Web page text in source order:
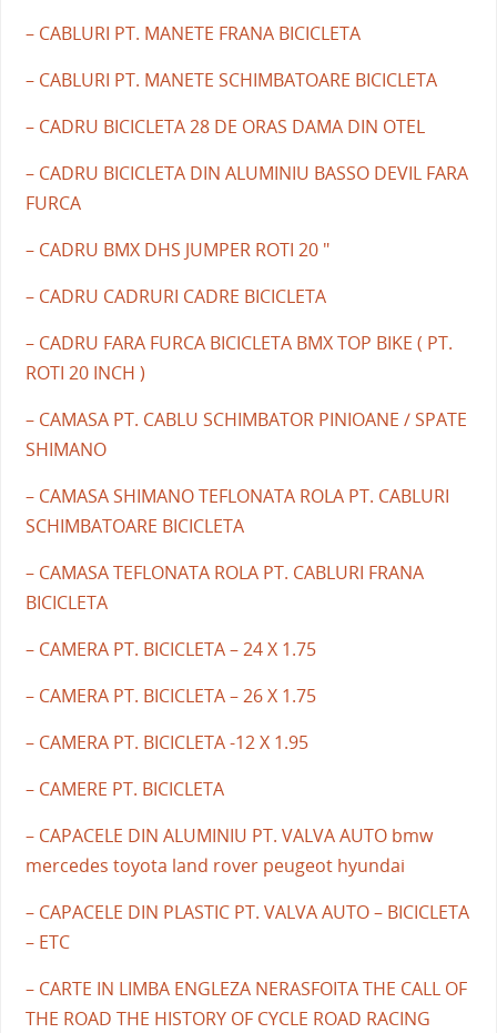
– CABLURI PT. MANETE FRANA BICICLETA
– CABLURI PT. MANETE SCHIMBATOARE BICICLETA
– CADRU BICICLETA 28 DE ORAS DAMA DIN OTEL
– CADRU BICICLETA DIN ALUMINIU BASSO DEVIL FARA
FURCA
– CADRU BMX DHS JUMPER ROTI 20 "
– CADRU CADRURI CADRE BICICLETA
– CADRU FARA FURCA BICICLETA BMX TOP BIKE ( PT.
ROTI 20 INCH )
– CAMASA PT. CABLU SCHIMBATOR PINIOANE / SPATE
SHIMANO
– CAMASA SHIMANO TEFLONATA ROLA PT. CABLURI
SCHIMBATOARE BICICLETA
– CAMASA TEFLONATA ROLA PT. CABLURI FRANA
BICICLETA
– CAMERA PT. BICICLETA – 24 X 1.75
– CAMERA PT. BICICLETA – 26 X 1.75
– CAMERA PT. BICICLETA -12 X 1.95
– CAMERE PT. BICICLETA
– CAPACELE DIN ALUMINIU PT. VALVA AUTO bmw
mercedes toyota land rover peugeot hyundai
– CAPACELE DIN PLASTIC PT. VALVA AUTO – BICICLETA
– ETC
– CARTE IN LIMBA ENGLEZA NERASFOITA THE CALL OF
THE ROAD THE HISTORY OF CYCLE ROAD RACING